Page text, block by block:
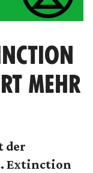
MEHR
der
Extinction